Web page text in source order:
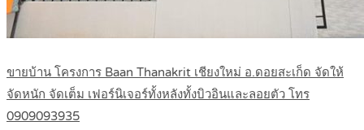
ขายบ้าน โครงการ Baan Thanakrit เชียงใหม่ อ.ดอยสะเก็ด จัดให้
จัดหนัก จัดเต็ม เฟอร์นิเจอร์ทั้งหลังทั้งบิวอินและลอยตัว โทร
0909093935